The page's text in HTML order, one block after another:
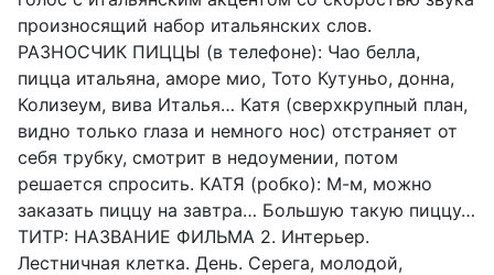
произносящий набор итальянских слов.
РАЗНОСЧИК ПИЦЦЫ (в телефоне): Чао белла,
пицца итальяна, аморе мио, Тото Кутуньо, донна,
Колизеум, вива Италья… Катя (сверхкрупный план,
видно только глаза и немного нос) отстраняет от
себя трубку, смотрит в недоумении, потом
решается спросить. КАТЯ (робко): М-м, можно
заказать пиццу на завтра… Большую такую пиццу…
ТИТР: НАЗВАНИЕ ФИЛЬМА 2. Интерьер.
Лестничная клетка. День. Серега, молодой,